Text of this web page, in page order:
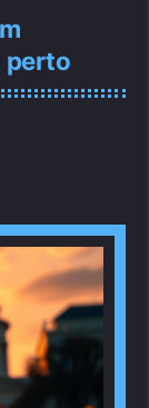
perto